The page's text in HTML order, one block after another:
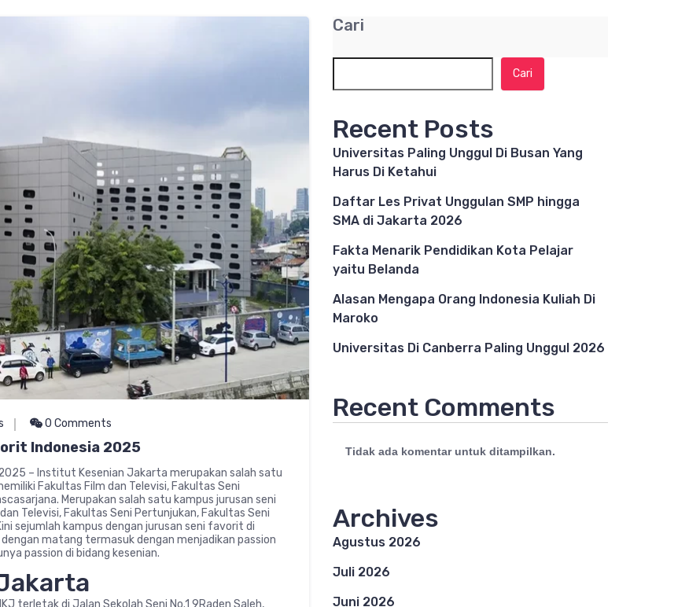
0 Comments
Indonesia 2025
– Institut Kesenian Jakarta merupakan salah satu
Fakultas Film dan Televisi, Fakultas Seni
Merupakan salah satu kampus jurusan seni
Televisi, Fakultas Seni Pertunjukan, Fakultas Seni
sejumlah kampus dengan jurusan seni favorit di
dengan matang termasuk dengan menjadikan passion
passion di bidang kesenian.
terletak di Jalan Sekolah Seni No.1 9Raden Saleh,
Cari
Cari
Recent Posts
Universitas Paling Unggul Di Busan Yang
Harus Di Ketahui
Daftar Les Privat Unggulan SMP hingga
SMA di Jakarta 2026
Fakta Menarik Pendidikan Kota Pelajar
yaitu Belanda
Alasan Mengapa Orang Indonesia Kuliah Di
Maroko
Universitas Di Canberra Paling Unggul 2026
Recent Comments
Tidak ada komentar untuk ditampilkan.
Archives
Agustus 2026
Juli 2026
Juni 2026